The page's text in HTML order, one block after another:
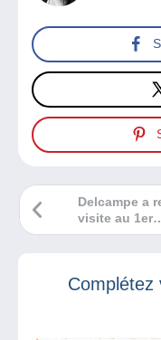
Delcampe a
visite au 1er
« Salon des
Corse
Complétez